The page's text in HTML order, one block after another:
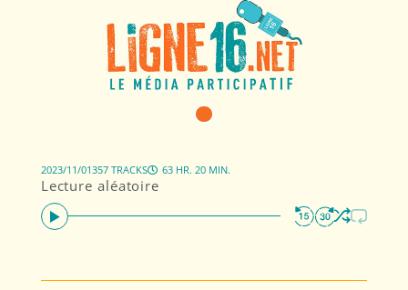
Lecture aléatoire
2023/11/01357 TRACKS 63 HR. 20 MIN.